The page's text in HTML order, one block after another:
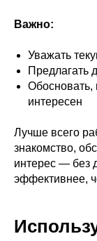
Важно:
Уважать
Предлагать
Обосновать,
интересен
Лучше всего
знакомство,
интерес — без
эффективнее,